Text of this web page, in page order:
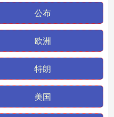
公布
欧洲
特朗
美国